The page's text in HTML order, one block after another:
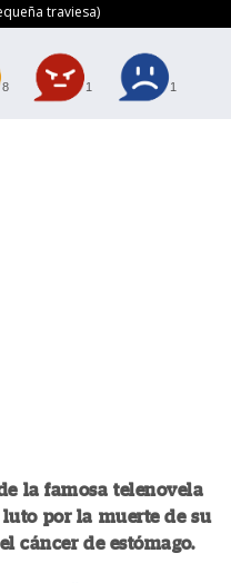
traviesa)
8 1 1
la famosa telenovela
por la muerte de su
cáncer de estómago.